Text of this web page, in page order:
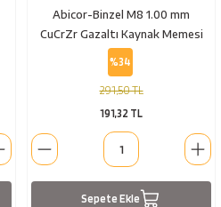
Abicor-Binzel M8 1.00 mm
CuCrZr Gazaltı Kaynak Memesi
10/30
%34
291,50 TL
191,32 TL
Sepete Ekle